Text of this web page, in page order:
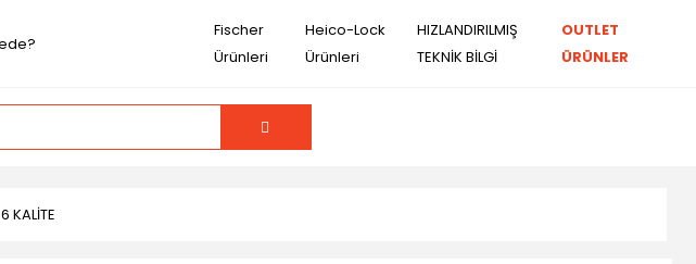
Fischer
Ürünleri
Heico-Lock
Ürünleri
HIZLANDIRILMIŞ
TEKNİK BİLGİ
OUTLET
ÜRÜNLER
KALİTE